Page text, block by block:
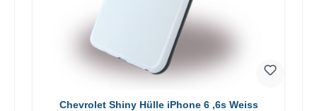
Chevrolet Shiny Hülle iPhone 6 ,6s Weiss